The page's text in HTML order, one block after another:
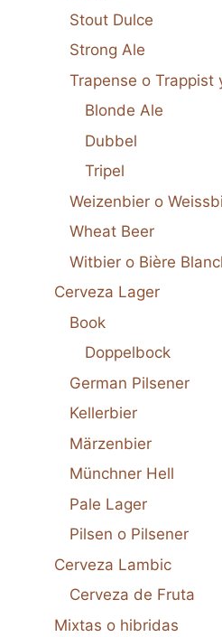
Stout Dulce
Strong Ale
Trapense o Trappist
Blonde Ale
Dubbel
Tripel
Weizenbier o
Wheat Beer
Witbier o Bière
Cerveza Lager
Book
Doppelbock
German Pilsener
Kellerbier
Märzenbier
Münchner Hell
Pale Lager
Pilsen o Pilsener
Cerveza Lambic
Cerveza de Fruta
Mixtas o hibridas